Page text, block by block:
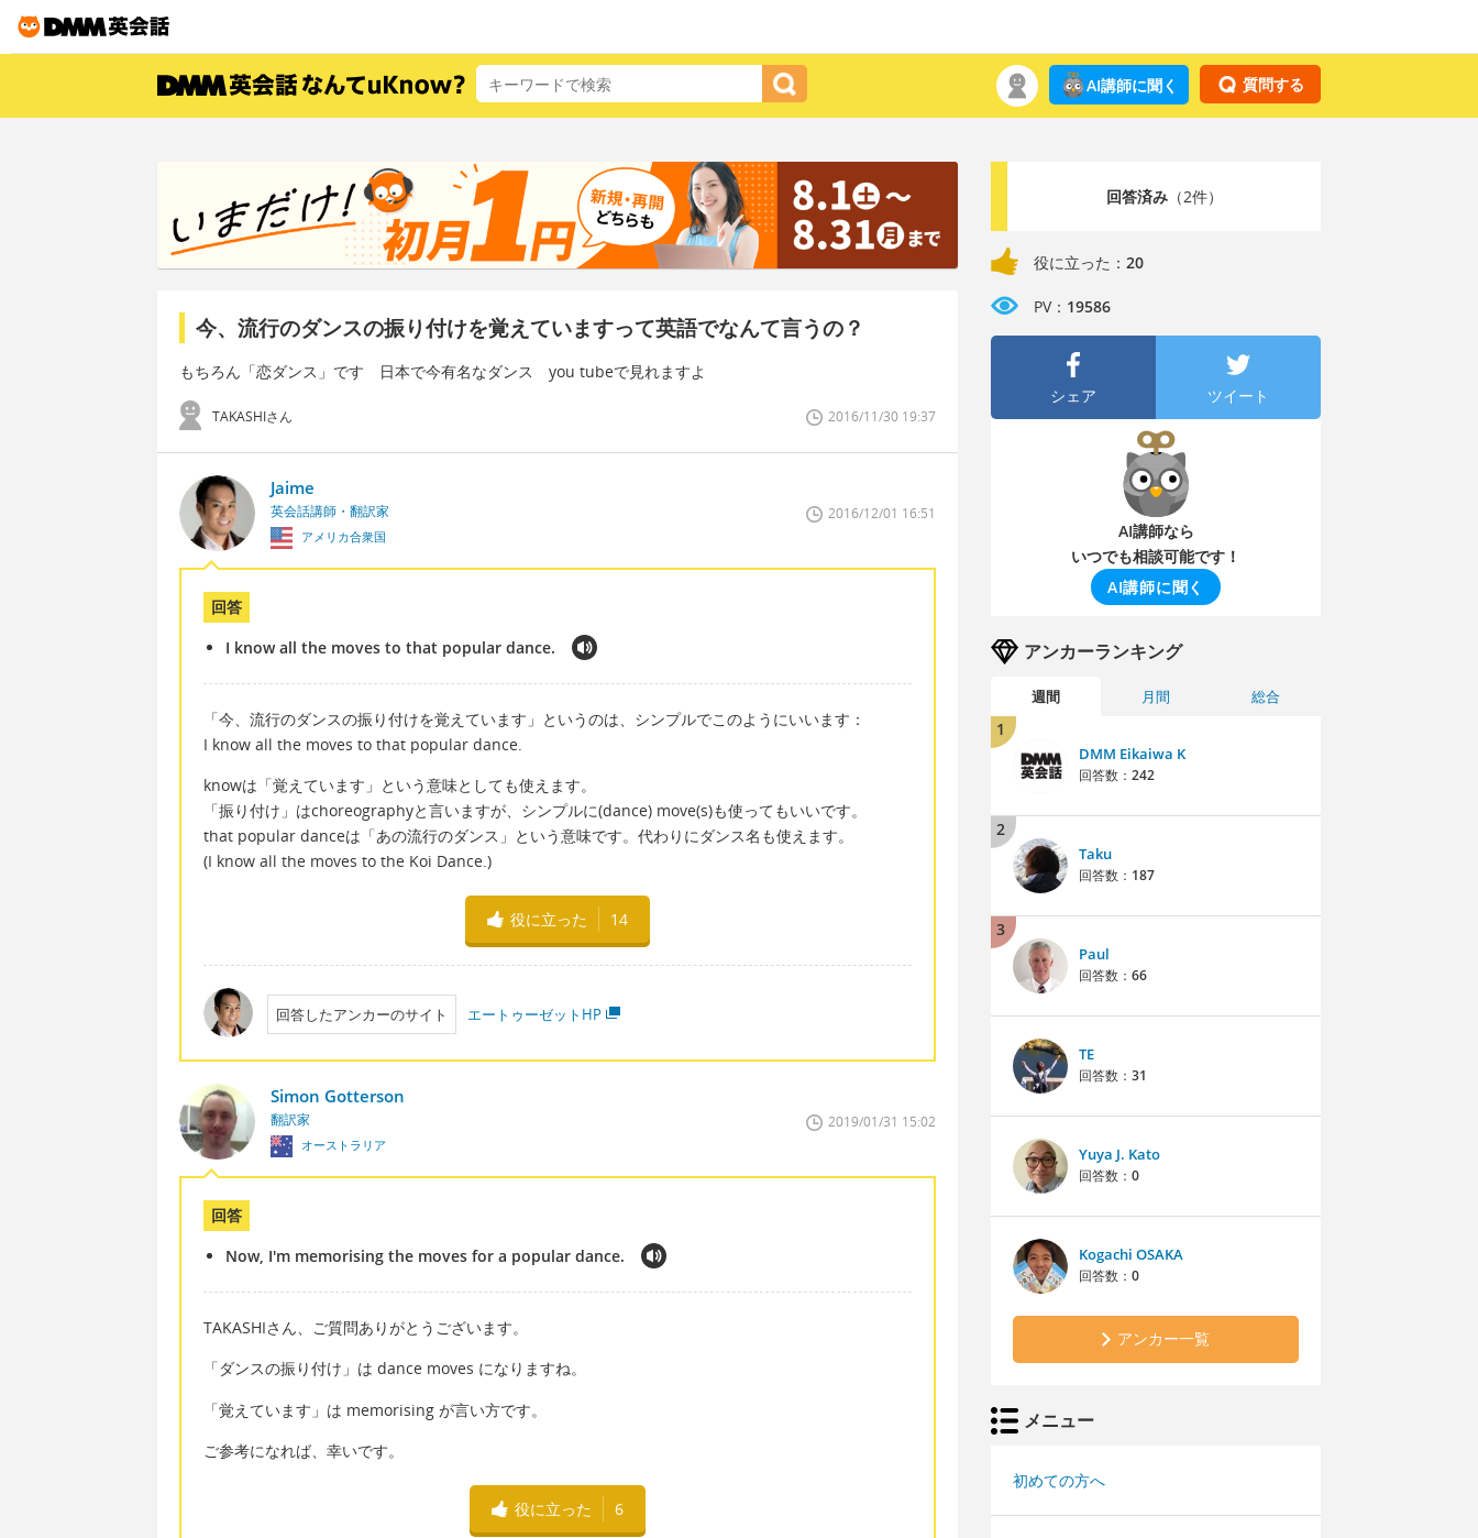
質問する
AI講師に聞く
今、流行のダンスの振り付けを覚えていますって英語でなんて言うの？
もちろん「恋ダンス」です 日本で今有名なダンス you tubeで見れますよ
TAKASHIさん 2016/11/30 19:37
Jaime
英会話講師・翻訳家
アメリカ合衆国
2016/12/01 16:51
回答
I know all the moves to that popular dance.
「今、流行のダンスの振り付けを覚えています」というのは、シンプルでこのようにいいます：
I know all the moves to that popular dance.
knowは「覚えています」という意味としても使えます。
「振り付け」はchoreographyと言いますが、シンプルに(dance) move(s)も使ってもいいです。
that popular danceは「あの流行のダンス」という意味です。代わりにダンス名も使えます。
(I know all the moves to the Koi Dance.)
役に立った 14
回答したアンカーのサイト エートゥーゼットHP
Simon Gotterson
翻訳家
オーストラリア
2019/01/31 15:02
回答
Now, I'm memorising the moves for a popular dance.
TAKASHIさん、ご質問ありがとうございます。
「ダンスの振り付け」は dance moves になりますね。
「覚えています」は memorising が言い方です。
ご参考になれば、幸いです。
役に立った 6
回答済み（2件）
役に立った： 20
PV： 19586
シェア ツイート
AI講師なら
いつでも相談可能です！
AI講師に聞く
アンカーランキング
週間 月間 総合
1
DMM Eikaiwa K
回答数： 242
2
Taku
回答数： 187
3
Paul
回答数： 66
TE
回答数： 31
Yuya J. Kato
回答数： 0
Kogachi OSAKA
回答数： 0
アンカー一覧
メニュー
初めての方へ